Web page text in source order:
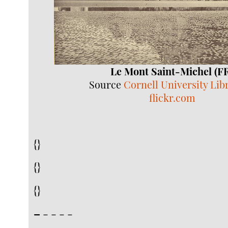
Le Mont Saint-Michel
Source Cornell University
flickr.com
{}
{}
{}
– - - - -